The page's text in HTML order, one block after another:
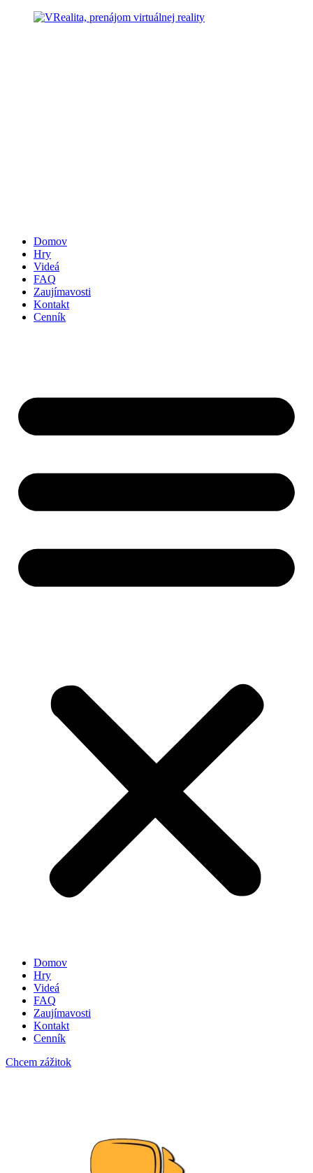
Preskočiť
Domov
Hry
Videá
FAQ
Zaujímavosti
Kontakt
Cenník
Domov
Hry
Videá
FAQ
Zaujímavosti
Kontakt
Cenník
Chcem zážitok